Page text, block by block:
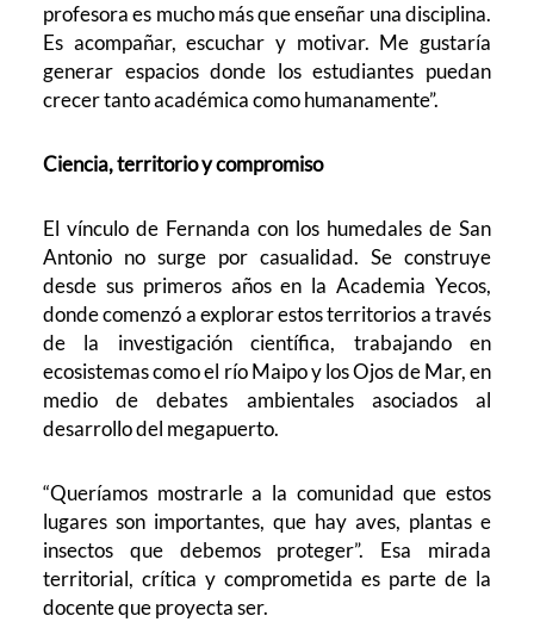
profesora es mucho más que enseñar una disciplina.
Es acompañar, escuchar y motivar. Me gustaría
generar espacios donde los estudiantes puedan
crecer tanto académica como humanamente”.
Ciencia, territorio y compromiso
El vínculo de Fernanda con los humedales de San
Antonio no surge por casualidad. Se construye
desde sus primeros años en la Academia Yecos,
donde comenzó a explorar estos territorios a través
de la investigación científica, trabajando en
ecosistemas como el río Maipo y los Ojos de Mar, en
medio de debates ambientales asociados al
desarrollo del megapuerto.
“Queríamos mostrarle a la comunidad que estos
lugares son importantes, que hay aves, plantas e
insectos que debemos proteger”. Esa mirada
territorial, crítica y comprometida es parte de la
docente que proyecta ser.